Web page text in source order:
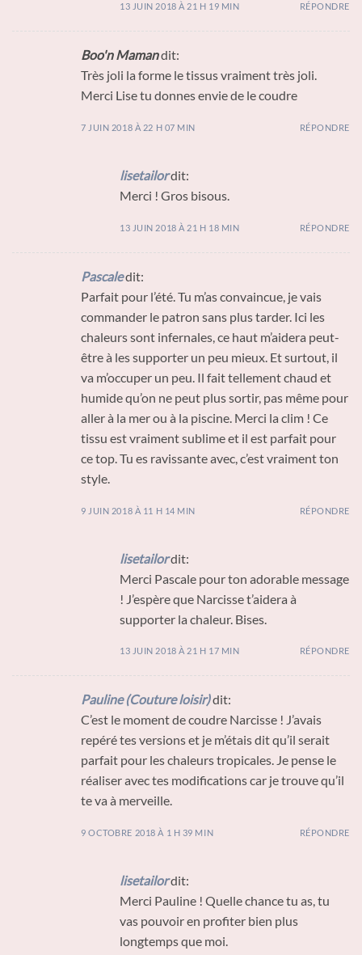
13 JUIN 2018 À 21 H 19 MIN RÉPONDRE
Boo'n Mamandit:
Très joli la forme le tissus vraiment très joli.
Merci Lise tu donnes envie de le coudre
7 JUIN 2018 À 22 H 07 MIN RÉPONDRE
lisetailordit:
Merci ! Gros bisous.
13 JUIN 2018 À 21 H 18 MIN RÉPONDRE
Pascaledit:
Parfait pour l’été. Tu m’as convaincue, je vais
commander le patron sans plus tarder. Ici les
chaleurs sont infernales, ce haut m’aidera peut-
être à les supporter un peu mieux. Et surtout, il
va m’occuper un peu. Il fait tellement chaud et
humide qu’on ne peut plus sortir, pas même pour
aller à la mer ou à la piscine. Merci la clim ! Ce
tissu est vraiment sublime et il est parfait pour
ce top. Tu es ravissante avec, c’est vraiment ton
style.
9 JUIN 2018 À 11 H 14 MIN RÉPONDRE
lisetailordit:
Merci Pascale pour ton adorable message
! J’espère que Narcisse t’aidera à
supporter la chaleur. Bises.
13 JUIN 2018 À 21 H 17 MIN RÉPONDRE
Pauline (Couture loisir)dit:
C’est le moment de coudre Narcisse ! J’avais
repéré tes versions et je m’étais dit qu’il serait
parfait pour les chaleurs tropicales. Je pense le
réaliser avec tes modifications car je trouve qu’il
te va à merveille.
9 OCTOBRE 2018 À 1 H 39 MIN RÉPONDRE
lisetailordit:
Merci Pauline ! Quelle chance tu as, tu
vas pouvoir en profiter bien plus
longtemps que moi.